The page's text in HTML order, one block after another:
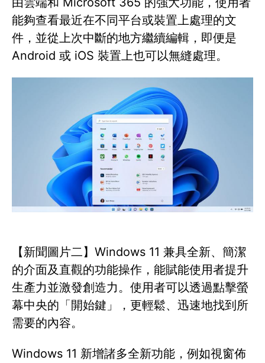
能夠查看最近在不同平台或裝置上處理的文
件，並從上次中斷的地方繼續編輯，即便是
Android 或 iOS 裝置上也可以無縫處理。
【新聞圖片二】Windows 11 兼具全新、簡潔
的介面及直觀的功能操作，能賦能使用者提升
生產力並激發創造力。使用者可以透過點擊螢
幕中央的「開始鍵」，更輕鬆、迅速地找到所
需要的內容。
Windows 11 新增諸多全新功能，例如視窗佈